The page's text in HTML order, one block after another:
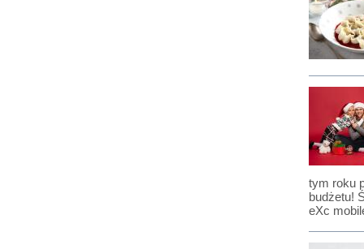
tym roku
budżetu!
eXc